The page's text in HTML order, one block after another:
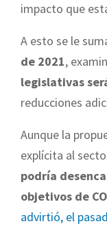
impacto que
A esto se le
de 2021,
legislativas
reducciones
Aunque la
explícita al
podría
objetivos de
advirtió, el